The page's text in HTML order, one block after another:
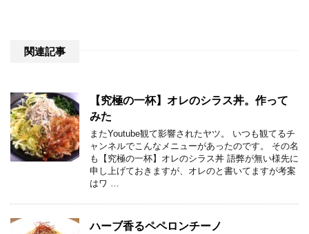
関連記事
【究極の一杯】オレのシラス丼。作って
みた
またYoutube観て影響されたヤツ。 いつも観てるチ
ャンネルでこんなメニューがあったのです。 その名
も【究極の一杯】オレのシラス丼 語弊が無い様先に
申し上げておきますが、オレのと書いてますが考案
はワ …
ハーブ香るペペロンチーノ